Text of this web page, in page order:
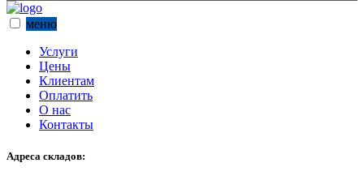
меню
Услуги
Цены
Клиентам
Оплатить
О нас
Контакты
Адреса складов: